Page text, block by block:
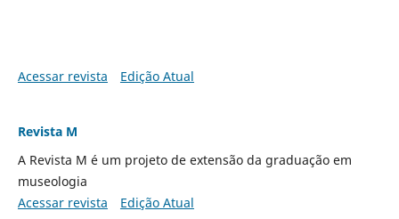
Acessar revista Edição Atual
Revista M
A Revista M é um projeto de extensão da graduação em
museologia
Acessar revista
Edição Atual